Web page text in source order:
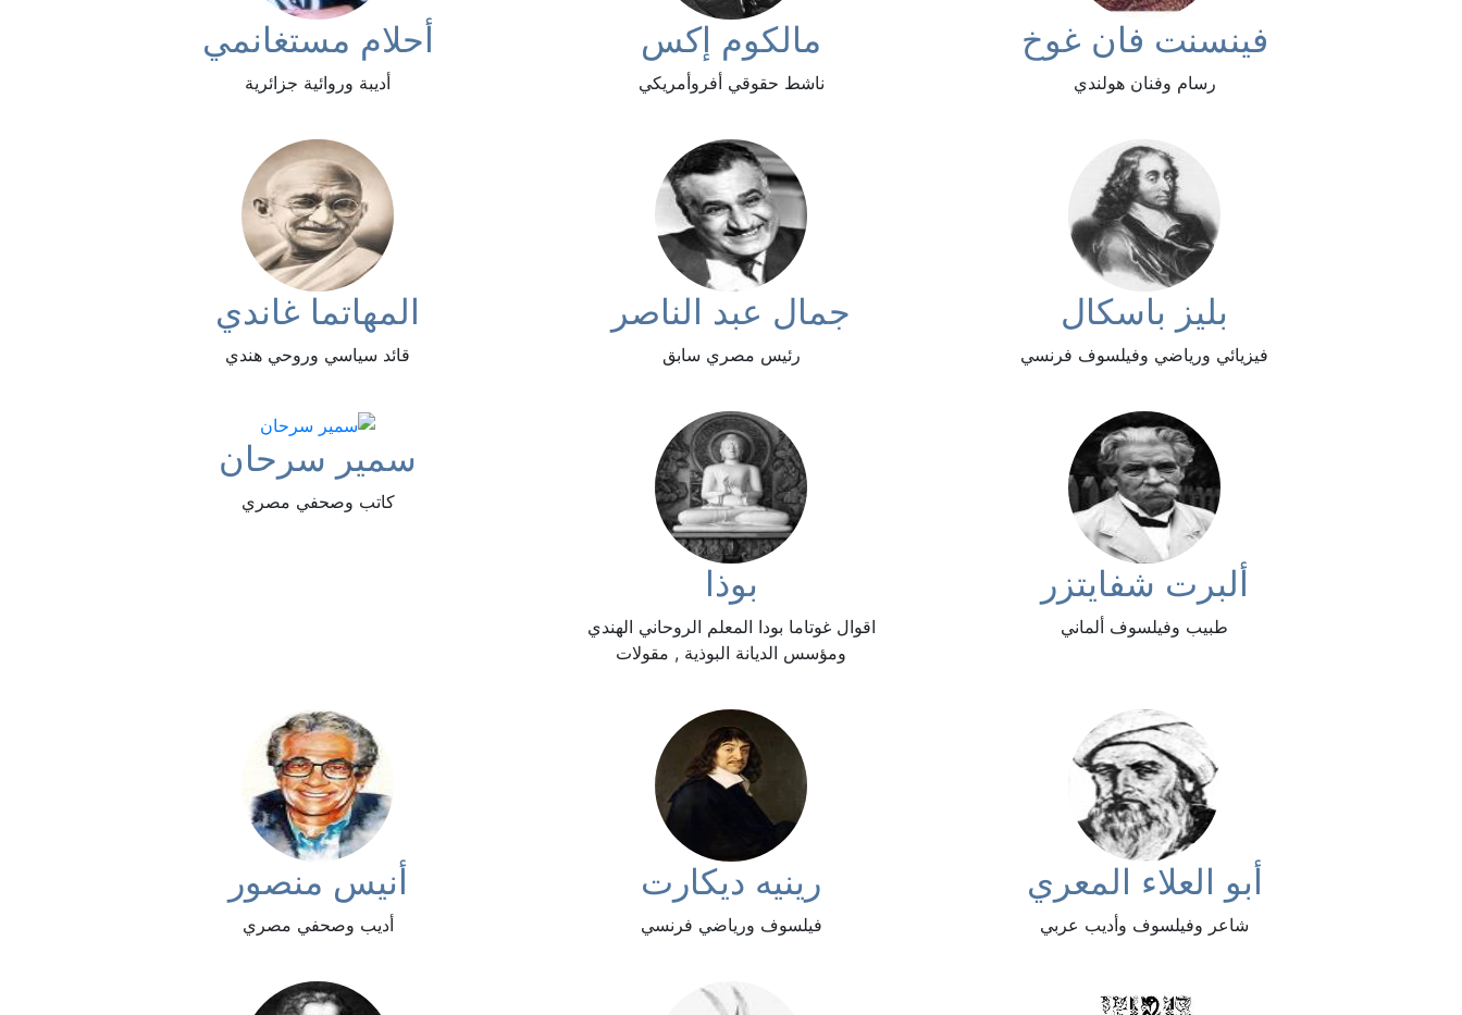
فينسنت فان غوخ
رسام وفنان هولندي
مالكوم إكس
ناشط حقوقي أفروأمريكي
أحلام مستغانمي
أديبة وروائية جزائرية
بليز باسكال
فيزيائي ورياضي وفيلسوف فرنسي
جمال عبد الناصر
رئيس مصري سابق
المهاتما غاندي
قائد سياسي وروحي هندي
ألبرت شفايتزر
طبيب وفيلسوف ألماني
بوذا
اقوال غوتاما بودا المعلم الروحاني الهندي
ومؤسس الديانة البوذية , مقولات
سمير سرحان
كاتب وصحفي مصري
أبو العلاء المعري
شاعر وفيلسوف وأديب عربي
رينيه ديكارت
فيلسوف ورياضي فرنسي
أنيس منصور
أديب وصحفي مصري